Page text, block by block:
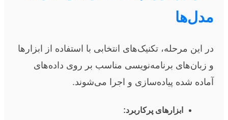
مدل‌ها
در این مرحله، تکنیک‌های انتخابی با استفاده از ابزارها
و زبان‌های برنامه‌نویسی مناسب بر روی داده‌های
آماده شده پیاده‌سازی و اجرا می‌شوند.
ابزارهای پرکاربرد: